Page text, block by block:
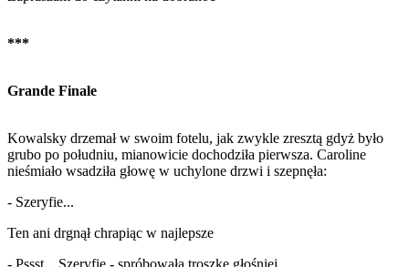
***
Grande Finale
Kowalsky drzemał w swoim fotelu, jak zwykle zresztą gdyż było
grubo po południu, mianowicie dochodziła pierwsza. Caroline
nieśmiało wsadziła głowę w uchylone drzwi i szepnęła:
- Szeryfie...
Ten ani drgnął chrapiąc w najlepsze